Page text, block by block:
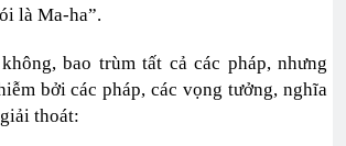
là Ma-ha”.
bao trùm tất cả các pháp, nhưng
bởi các pháp, các vọng tưởng, nghĩa
thoát: